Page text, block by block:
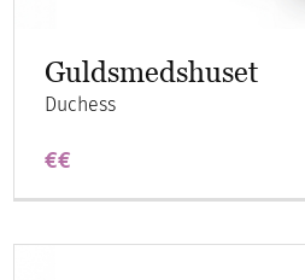
Guldsmedshuset
Duchess
€€